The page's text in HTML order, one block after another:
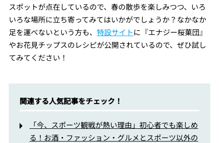
スポットが点在しているので、春の散歩を楽しみつつ、いろ
いろな場所に立ち寄ってみてはいかがでしょうか？なかなか
足を運べないという方も、 特設サイトに『エナジー桜菓団』
やお花見チップスのレシピが公開されているので、ぜひ試し
てみてください！
関連する人気記事をチェック！
「今、スポーツ観戦が熱い理由」初心者でも楽しめ
る！お酒・ファッション・グルメとスポーツ以外の